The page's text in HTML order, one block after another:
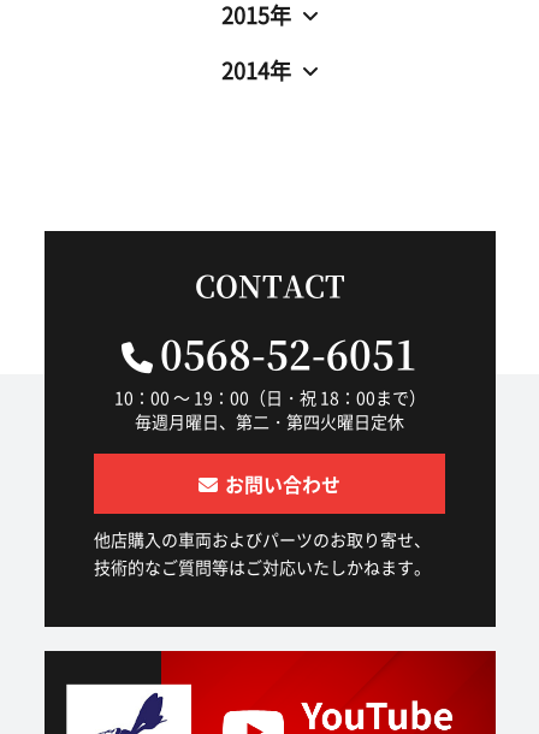
2015年
2014年
CONTACT
0568-52-6051
10：00 ～ 19：00（日・祝 18：00まで）
毎週月曜日、第二・第四火曜日定休
お問い合わせ
他店購入の車両およびパーツのお取り寄せ、
技術的なご質問等はご対応いたしかねます。